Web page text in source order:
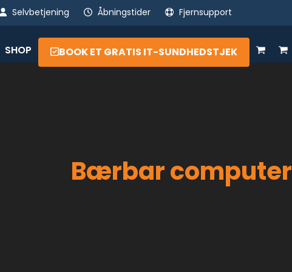
Selvbetjening Åbningstider Fjernsupport
SHOP BOOK ET GRATIS IT-SUNDHEDSTJEK
Bærbar computer